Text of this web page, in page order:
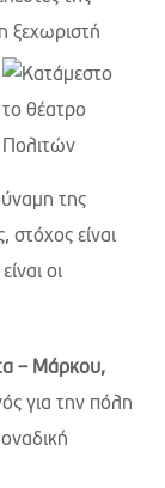
ξεχωριστή
της
στόχος είναι
οι
– Μάρκου,
για την πόλη